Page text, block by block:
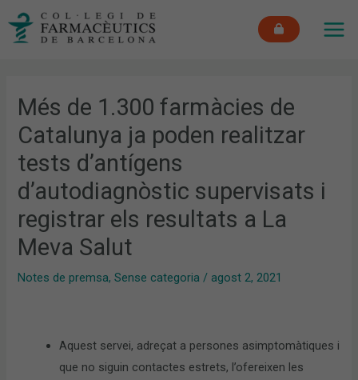
Més de 1.300 farmàcies de
Catalunya ja poden realitzar
tests d’antígens
d’autodiagnòstic supervisats i
registrar els resultats a La
Meva Salut
Notes de premsa,Sense categoria / agost 2, 2021
Aquest servei, adreçat a persones asimptomàtiques i
que no siguin contactes estrets, l’ofereixen les